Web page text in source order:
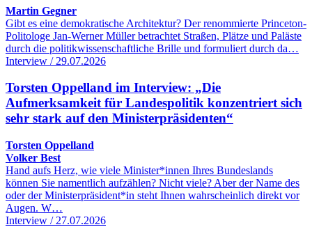
Martin Gegner
Gibt es eine demokratische Architektur? Der renommierte Princeton-
Politologe Jan-Werner Müller betrachtet Straßen, Plätze und Paläste
durch die politikwissenschaftliche Brille und formuliert durch da…
Interview / 29.07.2026
Torsten Oppelland im Interview: „Die
Aufmerksamkeit für Landespolitik konzentriert sich
sehr stark auf den Ministerpräsidenten“
Torsten Oppelland
Volker Best
Hand aufs Herz, wie viele Minister*innen Ihres Bundeslands
können Sie namentlich aufzählen? Nicht viele? Aber der Name des
oder der Ministerpräsident*in steht Ihnen wahrscheinlich direkt vor
Augen. W…
Interview / 27.07.2026